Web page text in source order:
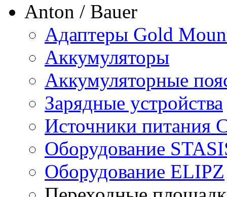
Anton / Bauer
Адаптеры Gold
Аккумуляторы
Аккумуляторные
Зарядные устройства
Источники питания
Оборудование
Оборудование ELIPZ